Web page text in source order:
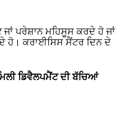
ਪਰੇਸ਼ਾਨ ਮਹਿਸੂਸ ਕਰਦੇ ਹੋ ਜਾਂ
ਹੋ। ਕਰਾਈਸਿਸ ਸੈਂਟਰ ਦਿਨ ਦੇ
ਡਿਵੈਲਪਮੈਂਟ ਦੀ ਬੱਚਿਆਂ